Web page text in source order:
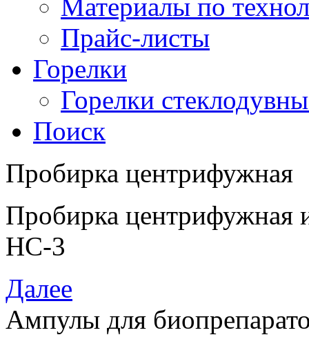
Материалы по
Прайс-листы
Горелки
Горелки
Поиск
Пробирка центрифужная
Пробирка центрифужная
НС-3
Далее
Ампулы для